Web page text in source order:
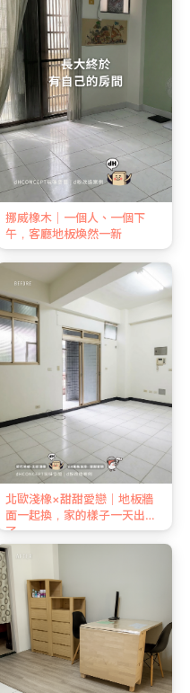
挪威橡木｜一個人、一個下
午，客廳地板煥然一新
北歐淺橡×甜甜愛戀｜地板牆
面一起換，家的樣子一天出來
了